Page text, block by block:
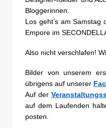
Bloggerinnen.
Los geht’s am
Empore im
Also nicht verschlafen!
Bilder von unserem
übrigens auf unserer
Auf der
auf dem Laufenden
posten.